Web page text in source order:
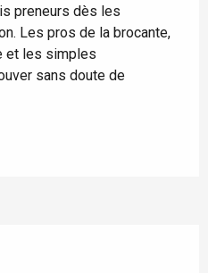
preneurs dès les
Les pros de la brocante,
et les simples
sans doute de